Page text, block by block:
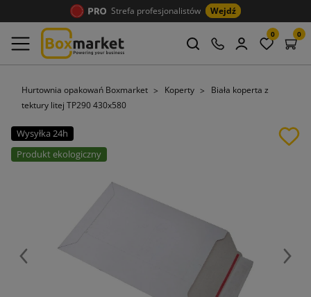
Strefa profesjonalistów Wejdź
0 0
Hurtownia opakowań Boxmarket Koperty
Biała koperta z
tektury litej TP290 430x580
Wysyłka 24h
Produkt ekologiczny
Poprzedni